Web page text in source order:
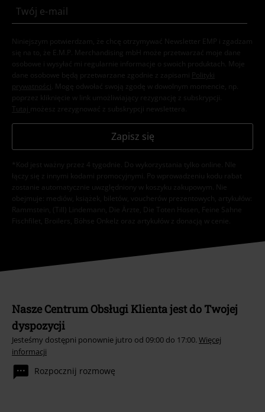
Niniejszym potwierdzam, że chcę otrzymywać Newsletter EMP i zgadzam
się na to, że E.M.P. Merchandising mbH może przetwarzać moje dane
osobowe i wysyłać mi regularnie informacje o swoich produktach. Moje
dane osobowe będą przetwarzane zgodnie z zapisami
Polityki
prywatności . Mogę odwołać swoją zgodę w dowolnym momencie, np.
poprzez kliknięcie w link umożliwiający rezygnację z subskrypcji.
Tutaj możesz zrezygnować z subskrypcji newslettera.
Zapisz się
*Kod jest ważny przez 4 tygodnie. Do wykorzystania tylko online. NIe
łączy się z innymi kodami promocyjnymi. Po wprowadzeniu kodu rabat
zostanie automatycznie uwzględniony w koszyku zakupowym. Nie
obejmuje: mediów, książek, biletów, voucherów prezentowych, artykułów:
Rammstein, (Till) Lindemann, Die Ärzte, Die Toten Hosen, Feine Sahne
Fischfilet, Broilers, Böhse Onkelz oraz artykułów z donacją w cenie.
Nasze Centrum Obsługi Klienta jest do Twojej
dyspozycji
Jesteśmy dostępni ponownie jutro od 09:00 do 17:00. Więcej
informacji
Rozpocznij rozmowę